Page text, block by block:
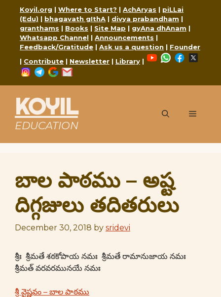
content
Koyil.org | Where to Start? | AchAryas | piLLai
(Edu) | bhagavath gIthA | divya prabandham |
granthams | Books | Site Map | gyAna dhAnam |
Whatsapp Channel | Announcements |
Feedback/Gratitude | Ask us a question | Founder
| Contribute | Newsletter | Library |
YouTubeWhatsApp
Facebook
Instagram
Telegram
Google
KOYIL
EDUCATION
Menu
బాల పాఠము – అష్ట
దిగ్గజులు తదితరులు
December 30, 2018 by sridevi
శ్రీః శ్రీమతే శఠకోపాయ నమః శ్రీమతే రామానుజాయ నమః
శ్రీమత్ వరవరమునయే నమః
శ్రీ వైష్ణవం – బాల పాఠము